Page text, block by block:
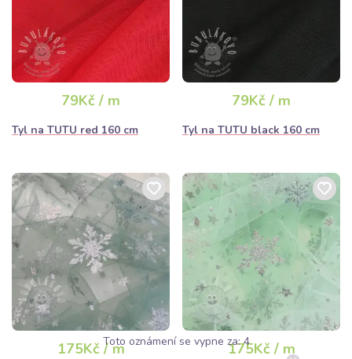
79Kč / m
Tyl na TUTU red 160 cm
79Kč / m
Tyl na TUTU black 160 cm
175Kč / m 175Kč / m
Toto oznámení se vypne za:3